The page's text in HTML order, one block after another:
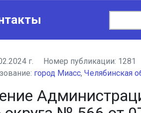
г. Номер публикации: 1281
город Миасс, Челябинская